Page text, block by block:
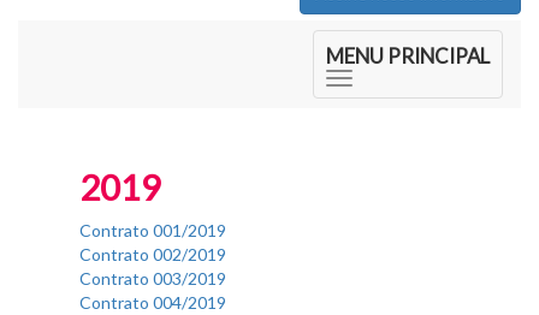
MENU PRINCIPAL
2019
Contrato 001/2019
Contrato 002/2019
Contrato 003/2019
Contrato 004/2019